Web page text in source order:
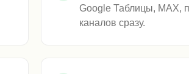
Google Таблицы, MAX,
каналов сразу.